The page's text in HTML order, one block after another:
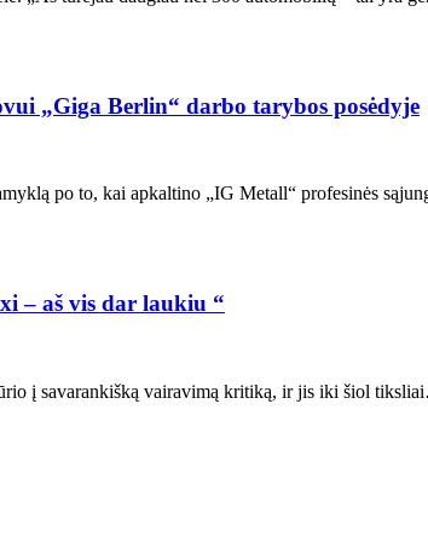
„Giga Berlin“ darbo tarybos posėdyje
po to, kai apkaltino „IG Metall“ profesinės
– aš vis dar laukiu “
į savarankišką vairavimą kritiką, ir jis iki šiol